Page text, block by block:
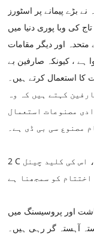
بڑے پیمانے پر اسٹورز
کی وبا پوری دنیا میں
متحدہ اور دیگر مقامات
ہے ، کیونکہ صارفین بے
استعمال کرتے ہیں۔
امریکی صارفین کہتے ہیں کہ وہ
مصنوعات استعمال
مصنوع سی بی ڈی ہے۔
2 C سی بی ڈی کی قیمت آہستہ آہستہ گرتی ہے ، اس کی کلید چینل
کو سمجھنا ہے
اور پروسیسنگ میں
آہستہ گر رہی ہیں۔